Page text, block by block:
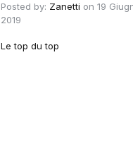
Posted by: Zanetti on 19
2019
Le top du top